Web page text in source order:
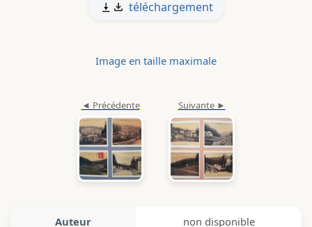
téléchargement
Image en taille maximale
Auteur non disponible